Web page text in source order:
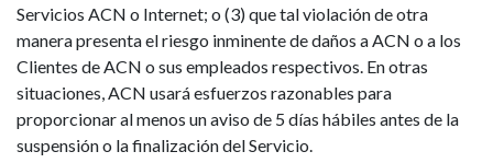
Servicios ACN o Internet; o (3) que tal violación de otra
manera presenta el riesgo inminente de daños a ACN o a los
Clientes de ACN o sus empleados respectivos. En otras
situaciones, ACN usará esfuerzos razonables para
proporcionar al menos un aviso de 5 días hábiles antes de la
suspensión o la finalización del Servicio.